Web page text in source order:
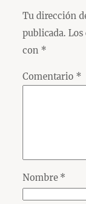
Tu dirección
publicada. Los
con *
Comentario *
Nombre *